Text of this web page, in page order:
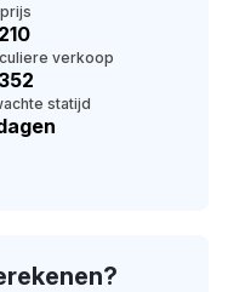
verkoop
statijd